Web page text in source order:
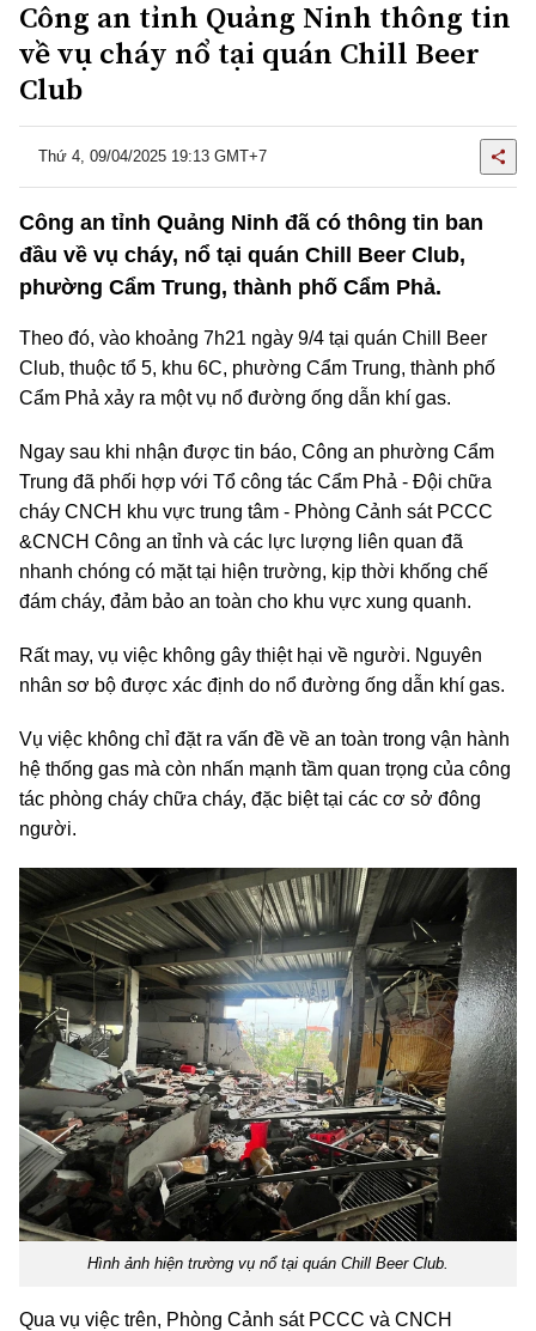
Công an tỉnh Quảng Ninh thông tin
về vụ cháy nổ tại quán Chill Beer
Club
Thứ 4, 09/04/2025 19:13 GMT+7
Công an tỉnh Quảng Ninh đã có thông tin ban
đầu về vụ cháy, nổ tại quán Chill Beer Club,
phường Cẩm Trung, thành phố Cẩm Phả.
Theo đó, vào khoảng 7h21 ngày 9/4 tại quán Chill Beer
Club, thuộc tổ 5, khu 6C, phường Cẩm Trung, thành phố
Cẩm Phả xảy ra một vụ nổ đường ống dẫn khí gas.
Ngay sau khi nhận được tin báo, Công an phường Cẩm
Trung đã phối hợp với Tổ công tác Cẩm Phả - Đội chữa
cháy CNCH khu vực trung tâm - Phòng Cảnh sát PCCC
&CNCH Công an tỉnh và các lực lượng liên quan đã
nhanh chóng có mặt tại hiện trường, kịp thời khống chế
đám cháy, đảm bảo an toàn cho khu vực xung quanh.
Rất may, vụ việc không gây thiệt hại về người. Nguyên
nhân sơ bộ được xác định do nổ đường ống dẫn khí gas.
Vụ việc không chỉ đặt ra vấn đề về an toàn trong vận hành
hệ thống gas mà còn nhấn mạnh tầm quan trọng của công
tác phòng cháy chữa cháy, đặc biệt tại các cơ sở đông
người.
Hình ảnh hiện trường vụ nổ tại quán Chill Beer Club.
Qua vụ việc trên, Phòng Cảnh sát PCCC và CNCH